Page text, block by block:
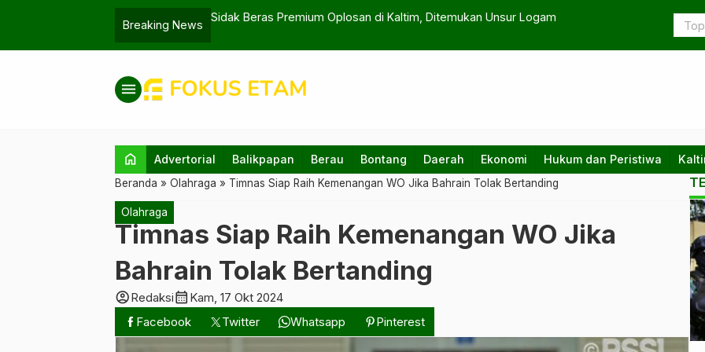
Breaking News
Oplosan di Kaltim, Ditemukan Unsur Logam Pemkot Samarinda Pasang Target Pengembangan RSUD IA Moeis
menu
home Advertorial Balikpapan Berau Bontang Daerah Ekonomi Hukum dan Peristiwa
Beranda » Olahraga » Timnas Siap Raih Kemenangan WO Jika Bahrain Tolak Bertanding
Olahraga
Timnas Siap Raih Kemenangan WO Jika
Bahrain Tolak Bertanding
account_circleRedaksicalendar_month Kam, 17 Okt 2024
Facebook
Twitter Whatsapp Pinterest